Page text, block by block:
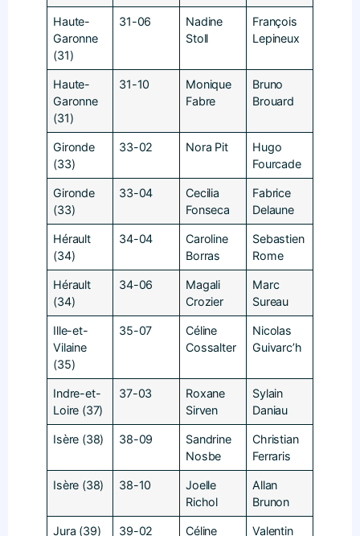
Haute-
Garonne
(31)
31-06
Nadine
Stoll
François
Lepineux
Haute-
Garonne
(31)
31-10
Monique
Fabre
Bruno
Brouard
Gironde
(33)
33-02 Nora Pit
Hugo
Fourcade
Gironde
(33)
33-04
Cecilia
Fonseca
Fabrice
Delaune
Hérault
(34)
34-04
Caroline
Borras
Sebastien
Rome
Hérault
(34)
34-06
Magali
Crozier
Marc
Sureau
Ille-et-
Vilaine
(35)
35-07
Céline
Cossalter
Nicolas
Guivarc’h
Indre-et-
Loire (37)
37-03
Roxane
Sirven
Sylain
Daniau
Isère (38) 38-09
Sandrine
Nosbe
Christian
Ferraris
Isère (38) 38-10
Joelle
Richol
Allan
Brunon
Jura (39) 39-02
Céline
Valentin